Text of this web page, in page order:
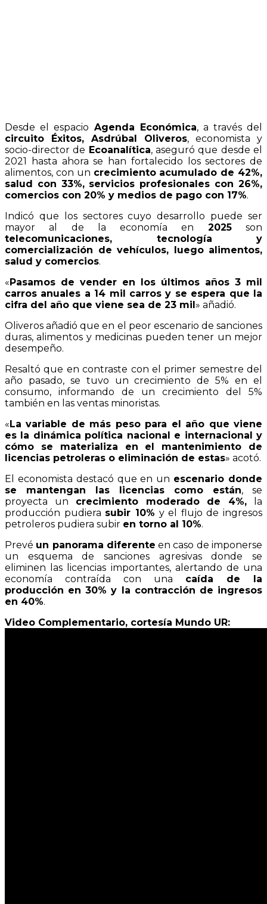
Desde el espacio Agenda Económica, a través del
circuito Éxitos, Asdrúbal Oliveros, economista y
socio-director de Ecoanalítica, aseguró que desde el
2021 hasta ahora se han fortalecido los sectores de
alimentos, con un crecimiento acumulado de 42%,
salud con 33%, servicios profesionales con 26%,
comercios con 20% y medios de pago con 17%.
Indicó que los sectores cuyo desarrollo puede ser
mayor al de la economía en 2025son
telecomunicaciones, tecnología y
comercialización de vehículos, luego alimentos,
salud y comercios.
« Pasamos de vender en los últimos años 3 mil
carros anuales a 14 mil carros y se espera que la
cifra del año que viene sea de 23 mil » añadió.
Oliveros añadió que en el peor escenario de sanciones
duras, alimentos y medicinas pueden tener un mejor
desempeño.
Resaltó que en contraste con el primer semestre del
año pasado, se tuvo un crecimiento de 5% en el
consumo, informando de un crecimiento del 5%
también en las ventas minoristas.
« La variable de más peso para el año que viene
es la dinámica política nacional e internacional y
cómo se materializa en el mantenimiento de
licencias petroleras o eliminación de estas» acotó.
El economista destacó que en un escenario donde
se mantengan las licencias como están, se
proyecta un crecimiento moderado de 4%, la
producción pudiera subir 10% y el flujo de ingresos
petroleros pudiera subir en torno al 10%.
Prevé un panorama diferente en caso de imponerse
un esquema de sanciones agresivas donde se
eliminen las licencias importantes, alertando de una
economía contraída con una caída de la
producción en 30% y la contracción de ingresos
en 40%.
Video Complementario, cortesía Mundo UR: